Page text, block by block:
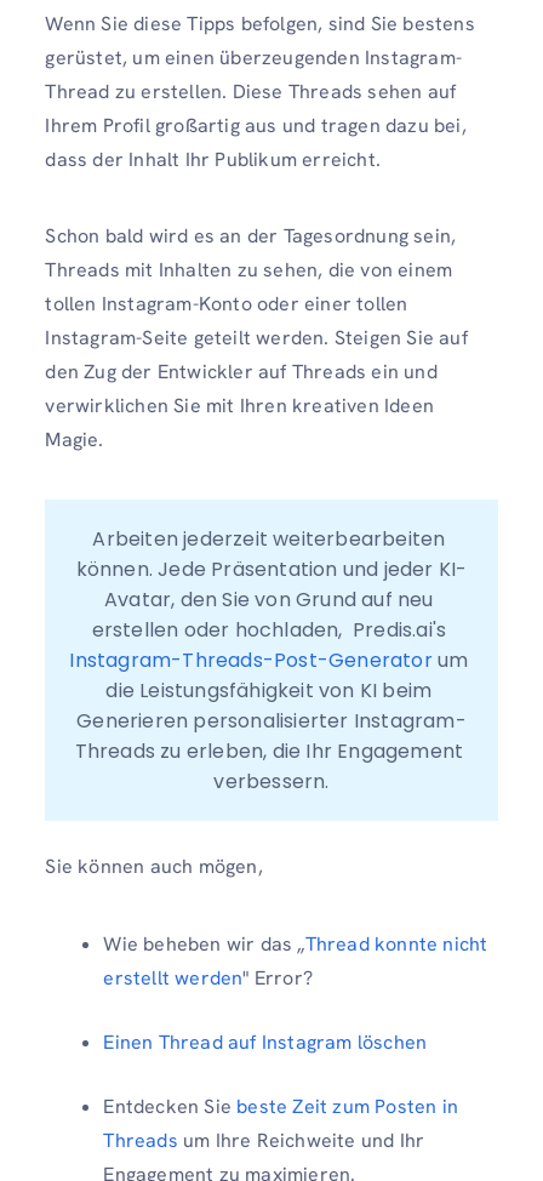
Wenn Sie diese Tipps befolgen, sind Sie bestens
gerüstet, um einen überzeugenden Instagram-
Thread zu erstellen. Diese Threads sehen auf
Ihrem Profil großartig aus und tragen dazu bei,
dass der Inhalt Ihr Publikum erreicht.
Schon bald wird es an der Tagesordnung sein,
Threads mit Inhalten zu sehen, die von einem
tollen Instagram-Konto oder einer tollen
Instagram-Seite geteilt werden. Steigen Sie auf
den Zug der Entwickler auf Threads ein und
verwirklichen Sie mit Ihren kreativen Ideen
Magie.
Arbeiten jederzeit weiterbearbeiten
können. Jede Präsentation und jeder KI-
Avatar, den Sie von Grund auf neu
Instagram-Threads-Post-Generator um
die Leistungsfähigkeit von KI beim
Generieren personalisierter Instagram-
Threads zu erleben, die Ihr Engagement
verbessern.
Sie können auch mögen,
Wie beheben wir das „Thread konnte nicht
erstellt werden" Error?
Einen Thread auf Instagram löschen
Entdecken Sie beste Zeit zum Posten in
Threads um Ihre Reichweite und Ihr
Engagement zu maximieren.